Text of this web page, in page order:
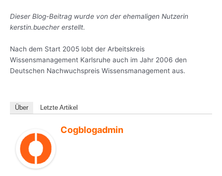
Dieser Blog-Beitrag wurde von der ehemaligen Nutzerin
kerstin.buecher erstellt.
Nach dem Start 2005 lobt der Arbeitskreis
Wissensmanagement Karlsruhe auch im Jahr 2006 den
Deutschen Nachwuchspreis Wissensmanagement aus.
Über Letzte Artikel
Cogblogadmin